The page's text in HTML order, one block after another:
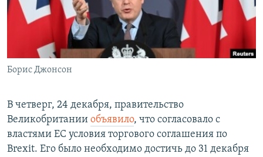
ПОБЕДИТЕЛЕЙ НЕ СУДЯТ?
КРЫМ.НЕПОКОРЕННЫЙ
ELIFBE
УКРАИНСКАЯ ПРОБЛЕМА КРЫМА
ПРИСОЕДИНЯЙТЕСЬ!
Борис Джонсон
В четверг, 24 декабря, правительство
Великобритании объявило, что согласовало с
властями ЕС условия торгового соглашения по
Brexit. Его было необходимо достичь до 31 декабря